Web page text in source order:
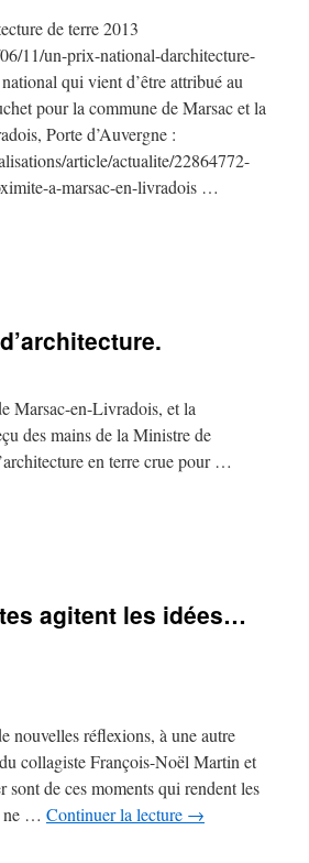
de terre 2013
11/un-prix-national-darchitecture-
qui vient d’être attribué au
pour la commune de Marsac et la
Porte d’Auvergne :
article/actualite/22864772-
a-marsac-en-livradois …
Marsac-en-Livradois, et la
des mains de la Ministre de
en terre crue pour …
agitent les idées…
nouvelles réflexions, à une autre
collagiste François-Noël Martin et
de ces moments qui rendent les
ne … Continuer la lecture →